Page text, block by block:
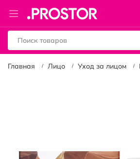
Toggle
Nav
Главная Лицо Уход за лицом